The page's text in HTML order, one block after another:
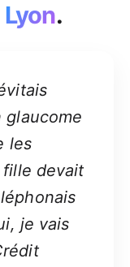
Lyon.
glaucome
les
devait
je vais